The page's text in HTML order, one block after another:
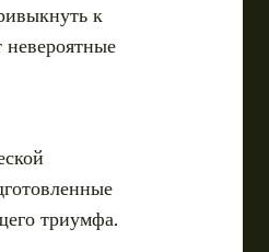
к
триумфа.